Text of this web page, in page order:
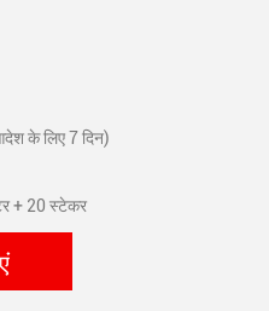
के लिए 7 दिन)
+ 20 स्टेकर